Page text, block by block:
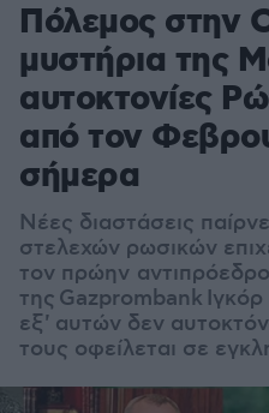
Πόλεμος στην
μυστήρια της
αυτοκτονίες
από τον
σήμερα
Νέες διαστάσεις
στελεχών ρωσικών
τον πρώην αντιπρόεδρο
της Gazprombank
εξ' αυτών δεν
τους οφείλεται σε